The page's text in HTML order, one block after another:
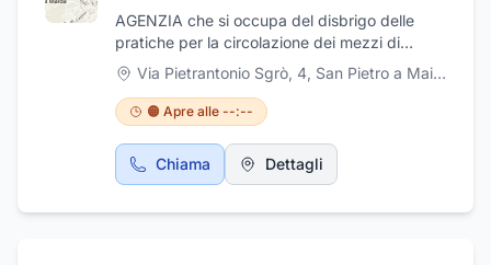
addobbi floreali. Massima professionalità e
riservatezza.
AGENZIA che si occupa del disbrigo delle
pratiche per la circolazione dei mezzi di
trasporto e per il guidatore. SPORTELLO
TELEMATICO DELL' AUTOMOBILISTA
Via Pietrantonio Sgrò, 4, San Pietro a Maida
🟠 Apre alle --:--
Chiama Dettagli